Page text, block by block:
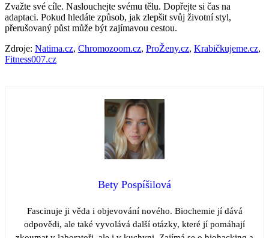
Zvažte své cíle. Naslouchejte svému tělu. Dopřejte si čas na
adaptaci. Pokud hledáte způsob, jak zlepšit svůj životní styl,
přerušovaný půst může být zajímavou cestou.
Zdroje: Natima.cz, Chromozoom.cz, ProŽeny.cz, Krabičkujeme.cz,
Fitness007.cz
Bety Pospíšilová
Fascinuje ji věda i objevování nového. Biochemie jí dává
odpovědi, ale také vyvolává další otázky, které jí pomáhají